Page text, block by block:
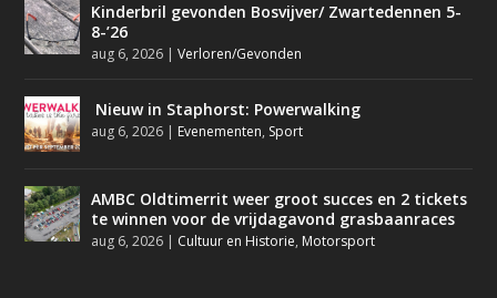
Kinderbril gevonden Bosvijver/ Zwartedennen 5-
8-’26
aug 6, 2026 |Verloren/Gevonden
Nieuw in Staphorst: Powerwalking
aug 6, 2026 Evenementen, Sport
AMBC Oldtimerrit weer groot succes en 2 tickets
te winnen voor de vrijdagavond grasbaanraces
aug 6, 2026 Cultuur en Historie, Motorsport